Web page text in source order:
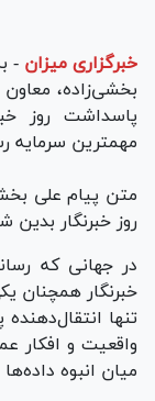
خبرگزاری میزان -
بخشی‌زاده،
پاسداشت روز
مهمترین سرمایه
متن پیام علی
روز خبرنگار
در جهانی که
خبرنگار همچنان
تنها
واقعیت و افکار
میان انبوه